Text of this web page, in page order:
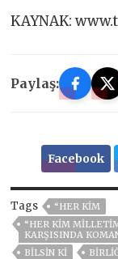
KAYNAK:
Paylaş:
Facebook
Tags
“HER KİM
“HER KİM
KARŞISINDA
BİLSİN Kİ